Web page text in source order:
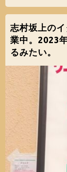
志村坂上の
業中。2023
るみたい。